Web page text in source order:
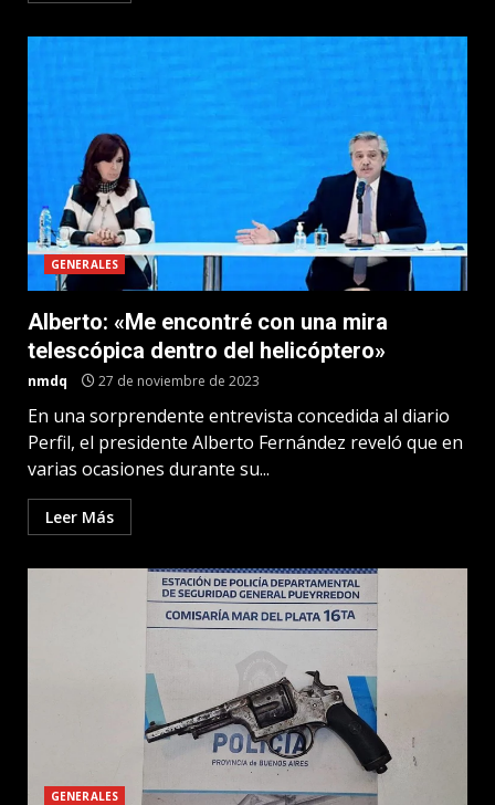
GENERALES
Alberto: «Me encontré con una mira
telescópica dentro del helicóptero»
nmdq 27 de noviembre de 2023
En una sorprendente entrevista concedida al diario
Perfil, el presidente Alberto Fernández reveló que en
varias ocasiones durante su...
Leer Más
GENERALES